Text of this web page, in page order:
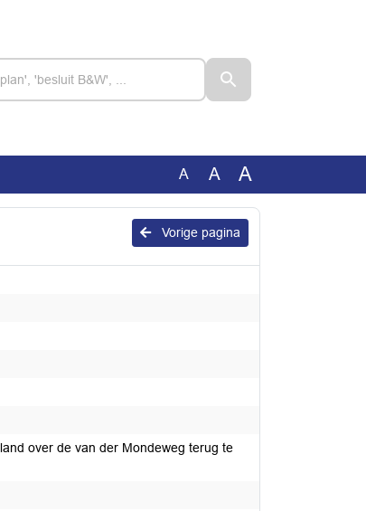
A A A
Vorige pagina
over de van der Mondeweg terug te